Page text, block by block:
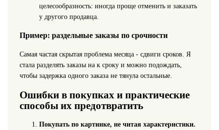
целесообразность: иногда проще отменить и заказать
у другого продавца.
Пример: раздельные заказы по срочности
Самая частая скрытая проблема месяца - сдвиги сроков. Я
стала разделять заказы на к сроку и можно подождать,
чтобы задержка одного заказа не тянула остальные.
Ошибки в покупках и практические
способы их предотвратить
Покупать по картинке, не читая характеристики.